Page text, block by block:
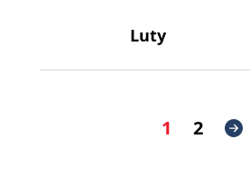
Luty
1 2